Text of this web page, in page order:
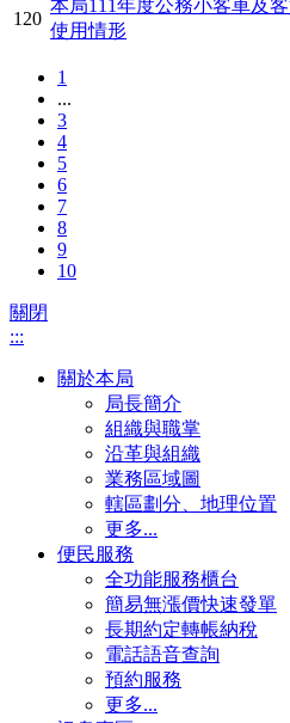
120
本局111年度公務小客車及
使用情形
1
...
3
4
5
6
7
8
9
10
關閉
:::
關於本局
局長簡介
組織與職掌
沿革與組織
業務區域圖
轄區劃分、地理位置
更多...
便民服務
全功能服務櫃台
簡易無漲價快速發單
長期約定轉帳納稅
電話語音查詢
預約服務
更多...